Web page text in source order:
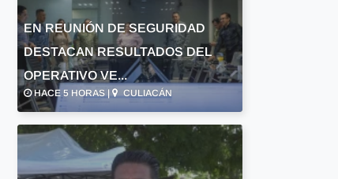
EN REUNIÓN DE SEGURIDAD
DESTACAN RESULTADOS DEL
OPERATIVO VE...
HACE 5 HORAS | CULIACÁN